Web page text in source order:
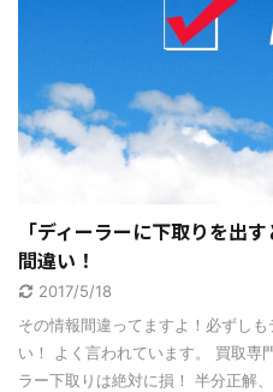
「ディーラーに下取りを出
間違い！
2017/5/18
その情報間違ってますよ！必ずし
い！ よく言われています。 買取専
ラー下取りは絶対に損！ 半分正解